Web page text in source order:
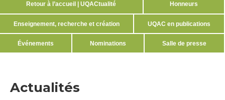
Retour à l’accueil | UQACtualité Honneurs
Enseignement, recherche et création UQAC en publications
Événements Nominations Salle de presse
Actualités